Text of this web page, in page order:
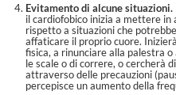
Evitamento di alcune situazioni.
il cardiofobico inizia a mettere
rispetto a situazioni che
affaticare il proprio cuore.
fisica, a rinunciare alla palestra
le scale o di correre, o cercherà
attraverso delle precauzioni
percepisce un aumento della